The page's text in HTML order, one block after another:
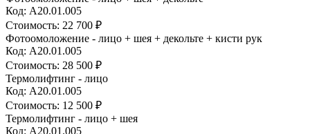
Код: А20.01.005
Стоимость: 22 700 ₽
Фотоомоложение - лицо + шея + декольте + кисти рук
Код: А20.01.005
Стоимость: 28 500 ₽
Термолифтинг - лицо
Код: А20.01.005
Стоимость: 12 500 ₽
Термолифтинг - лицо + шея
Код: А20.01.005